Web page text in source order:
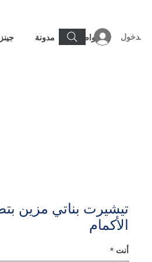
جينز مدونة تواصل الدخول
تيشيرت بناتي مزين
الأكمام
أنت *